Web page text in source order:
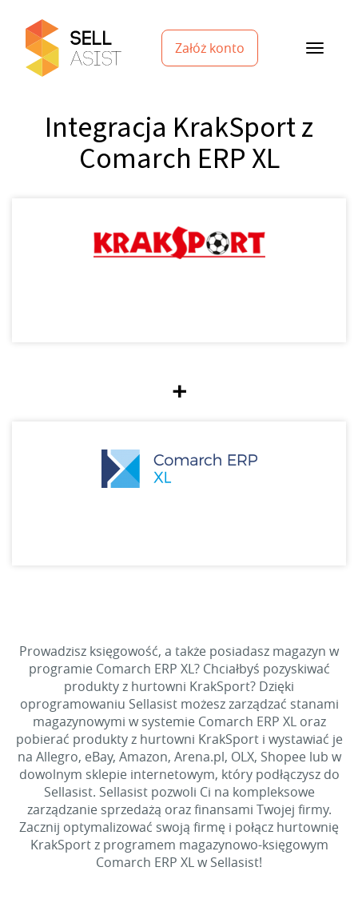
Załóż konto
Integracja KrakSport z
Comarch ERP XL
+
Prowadzisz księgowość, a także posiadasz magazyn w
programie Comarch ERP XL? Chciałbyś pozyskiwać
produkty z hurtowni KrakSport? Dzięki
oprogramowaniu Sellasist możesz zarządzać stanami
magazynowymi w systemie Comarch ERP XL oraz
pobierać produkty z hurtowni KrakSport i wystawiać je
na Allegro, eBay, Amazon, Arena.pl, OLX, Shopee lub w
dowolnym sklepie internetowym, który podłączysz do
Sellasist. Sellasist pozwoli Ci na kompleksowe
zarządzanie sprzedażą oraz finansami Twojej firmy.
Zacznij optymalizować swoją firmę i połącz hurtownię
KrakSport z programem magazynowo-księgowym
Comarch ERP XL w Sellasist!